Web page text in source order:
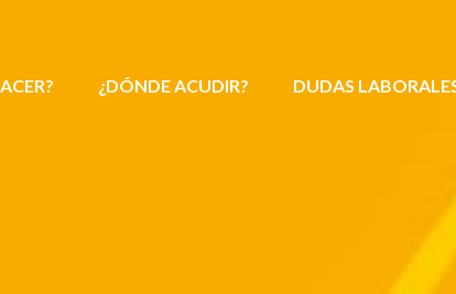
¿DÓNDE ACUDIR? DUDAS